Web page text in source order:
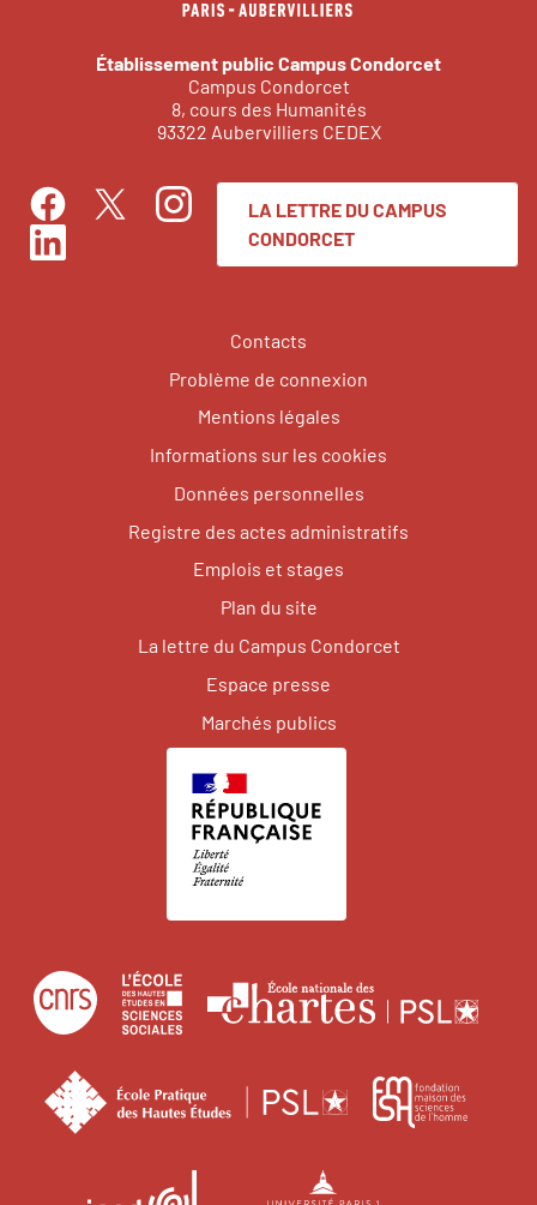
Établissement public Campus Condorcet
Campus Condorcet
8, cours des Humanités
93322 Aubervilliers CEDEX
FacebookTwitterInstagram
LinkedIn
LA LETTRE DU CAMPUS
CONDORCET
Contacts
Problème de connexion
Mentions légales
Informations sur les cookies
Données personnelles
Registre des actes administratifs
Emplois et stages
Plan du site
La lettre du Campus Condorcet
Espace presse
Marchés publics
Centre
national
la
scientifique
École
des
études
sciences
École
pratique